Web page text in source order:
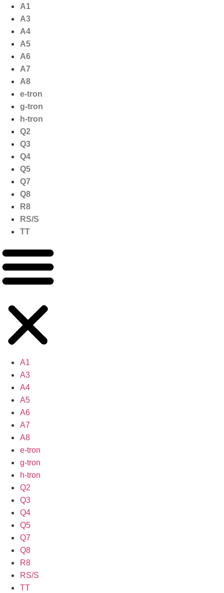
naar
inhoud
A1
A3
A4
A5
A6
A7
A8
e-tron
g-tron
h-tron
Q2
Q3
Q4
Q5
Q7
Q8
R8
RS/S
TT
A1
A3
A4
A5
A6
A7
A8
e-tron
g-tron
h-tron
Q2
Q3
Q4
Q5
Q7
Q8
R8
RS/S
TT